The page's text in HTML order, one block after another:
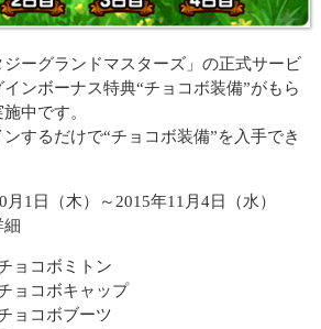
ジーグランドマスターズ」の正式サービ
ンボーナス特典“チョコボ装備”がもら
中です。
するだけで“チョコボ装備”を入手でき
月1日（木）～2015年11月4日（水）
細
ョコボミトン
ョコボキャップ
ョコボブーツ